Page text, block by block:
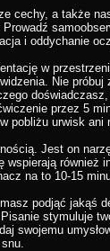
cechy, a także
i oddychanie
w
Nie
przez 5
pobliżu urwisk ani
Jest on
również
na to 10-15
podjąć
stymuluje
swojemu